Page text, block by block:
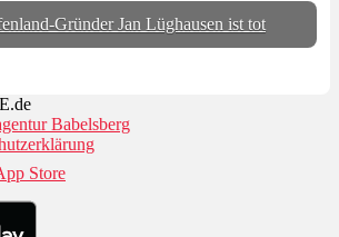
Gründer Jan Lüghausen ist tot
Babelsberg